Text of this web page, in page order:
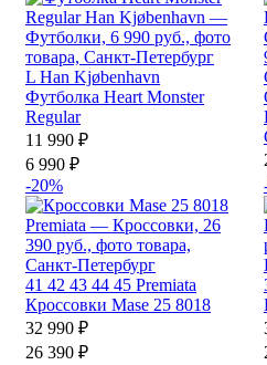
L Han Kjøbenhavn
Футболка Heart Monster
Regular
11 990 ₽
6 990 ₽
-20%
41 42 43 44 45 Premiata
Кроссовки Mase 25 8018
32 990 ₽
26 390 ₽